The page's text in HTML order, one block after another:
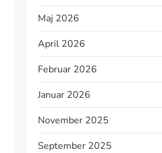
Maj 2026
April 2026
Februar 2026
Januar 2026
November 2025
September 2025